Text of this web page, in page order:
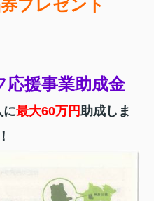
プレゼント
応援事業助成金
に最大60万円助成しま